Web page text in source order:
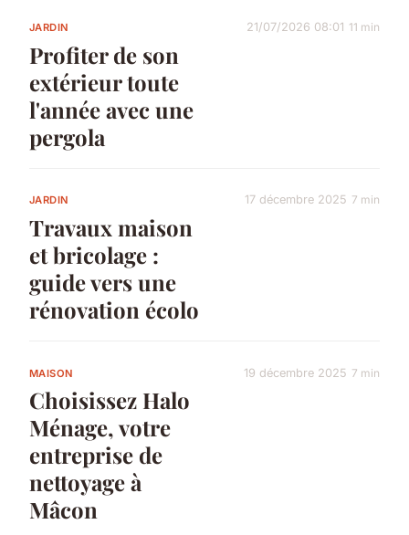
JARDIN
Profiter de son
extérieur toute
l'année avec une
pergola
21/07/2026 08:01 11 min
JARDIN
Travaux maison
et bricolage :
guide vers une
rénovation écolo
17 décembre 2025 7 min
MAISON
Choisissez Halo
Ménage, votre
entreprise de
nettoyage à
Mâcon
19 décembre 2025 7 min